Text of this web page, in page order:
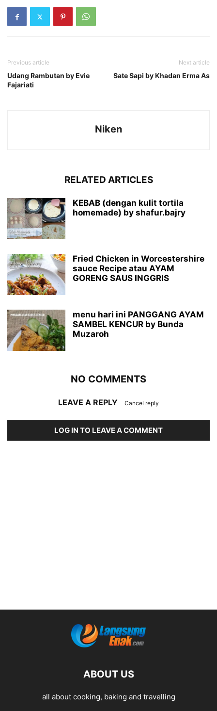
Previous article
Udang Rambutan by Evie
Fajariati
Next article
Sate Sapi by Khadan Erma As
Niken
RELATED ARTICLES
KEBAB (dengan kulit tortila
homemade) by shafur.bajry
Fried Chicken in Worcestershire
sauce Recipe atau AYAM
GORENG SAUS INGGRIS
menu hari ini PANGGANG AYAM
SAMBEL KENCUR by Bunda
Muzaroh
NO COMMENTS
LEAVE A REPLY Cancel reply
LOG IN TO LEAVE A COMMENT
ABOUT US
all about cooking, baking and travelling